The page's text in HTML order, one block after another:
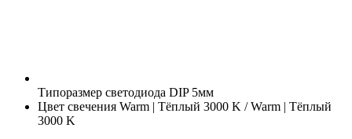
Типоразмер светодиода DIP 5мм
Цвет свечения Warm | Тёплый 3000 K / Warm | Тёплый
3000 K